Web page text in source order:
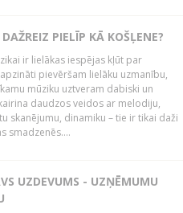
PIELĪP KĀ KOŠĻENE?
ir lielākas iespējas kļūt par
pievēršam lielāku uzmanību,
mūziku uztveram dabiski un
daudzos veidos ar melodiju,
skanējumu, dinamiku – tie ir tikai daži
smadzenēs....
UZDEVUMS - UZŅĒMUMU